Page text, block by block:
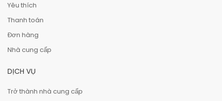
Yêu thích
Thanh toán
Đơn hàng
Nhà cung cấp
DỊCH VỤ
Trở thành nhà cung cấp